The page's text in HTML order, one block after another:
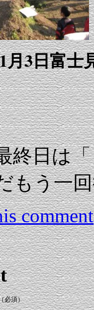
月3日富士
終日は
もう一
comment
必須）